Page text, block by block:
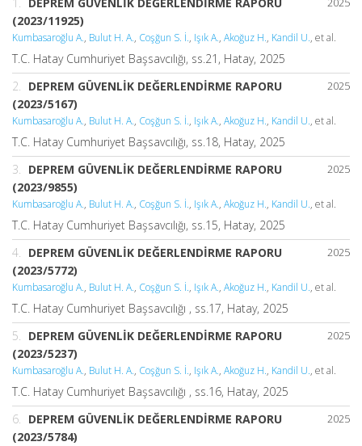
1. DEPREM GÜVENLİK DEĞERLENDİRME RAPORU
(2023/11925)
Kumbasaroğlu A., Bulut H. A., Coşğun S. İ., Işık A., Akoğuz H., Kandil U., et al.
T.C. Hatay Cumhuriyet Başsavcılığı, ss.21, Hatay, 2025
2025
2. DEPREM GÜVENLİK DEĞERLENDİRME RAPORU
(2023/5167)
Kumbasaroğlu A., Bulut H. A., Coşğun S. İ., Işık A., Akoğuz H., Kandil U., et al.
T.C. Hatay Cumhuriyet Başsavcılığı, ss.18, Hatay, 2025
2025
3. DEPREM GÜVENLİK DEĞERLENDİRME RAPORU
(2023/9855)
Kumbasaroğlu A., Bulut H. A., Coşğun S. İ., Işık A., Akoğuz H., Kandil U., et al.
T.C. Hatay Cumhuriyet Başsavcılığı, ss.15, Hatay, 2025
2025
4. DEPREM GÜVENLİK DEĞERLENDİRME RAPORU
(2023/5772)
Kumbasaroğlu A., Bulut H. A., Coşğun S. İ., Işık A., Akoğuz H., Kandil U., et al.
T.C. Hatay Cumhuriyet Başsavcılığı , ss.17, Hatay, 2025
2025
5. DEPREM GÜVENLİK DEĞERLENDİRME RAPORU
(2023/5237)
Kumbasaroğlu A., Bulut H. A., Coşğun S. İ., Işık A., Akoğuz H., Kandil U., et al.
T.C. Hatay Cumhuriyet Başsavcılığı , ss.16, Hatay, 2025
2025
6. DEPREM GÜVENLİK DEĞERLENDİRME RAPORU
(2023/5784)